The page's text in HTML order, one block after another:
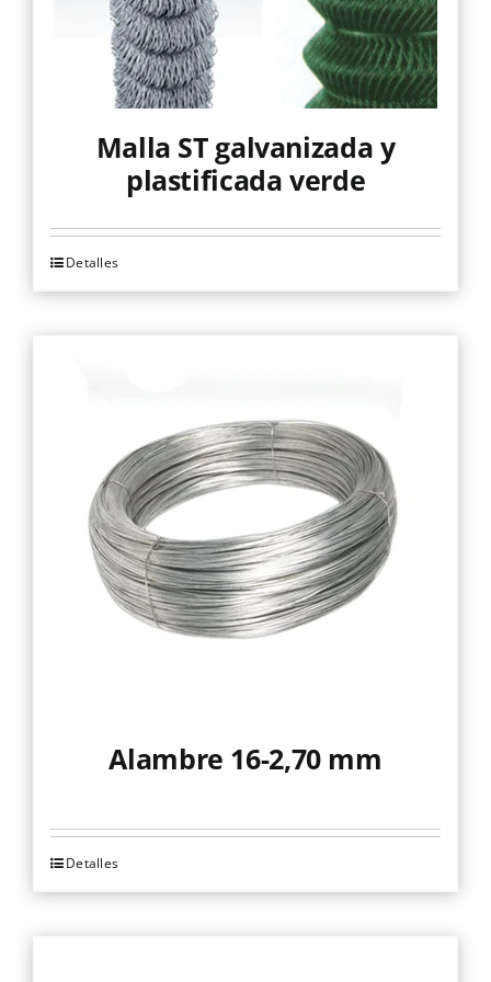
Malla ST galvanizada y
plastificada verde
Este
producto
tiene
opciones
pueden
elegir
Detalles
Alambre 16-2,70 mm
Este
producto
tiene
Detalles